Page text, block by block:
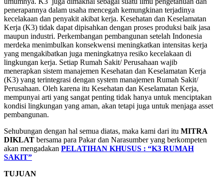
penerapannya dalam usaha mencegah kemungkinan terjadinya
kecelakaan dan penyakit akibat kerja. Kesehatan dan Keselamatan
Kerja (K3) tidak dapat dipisahkan dengan proses produksi baik jasa
maupun industri. Perkembangan pembangunan setelah Indonesia
merdeka menimbulkan konsekwensi meningkatkan intensitas kerja
yang mengakibatkan juga meningkatnya resiko kecelakaan di
lingkungan kerja. Setiap Rumah Sakit/ Perusahaan wajib
menerapkan sistem manajemen Kesehatan dan Keselamatan Kerja
(K3) yang terintegrasi dengan system manajemen Rumah Sakit/
Perusahaan. Oleh karena itu Kesehatan dan Keselamatan Kerja,
mempunyai arti yang sangat penting tidak hanya untuk menciptakan
kondisi lingkungan yang aman, akan tetapi juga untuk menjaga asset
pembangunan.
Sehubungan dengan hal semua diatas, maka kami dari itu MITRA
DIKLAT bersama para Pakar dan Narasumber yang berkompeten
akan mengadakan PELATIHAN KHUSUS : “K3 RUMAH
SAKIT”
TUJUAN